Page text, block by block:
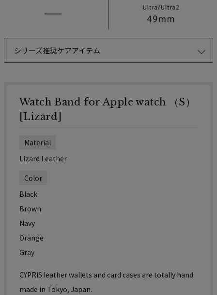
シリーズ推奨ケアアイテム
Watch Band for Apple watch （S）
[Lizard]
Material
Lizard Leather
Color
Black
Brown
Navy
Orange
Gray
CYPRIS leather wallets and card cases are totally hand
made in Tokyo, Japan.